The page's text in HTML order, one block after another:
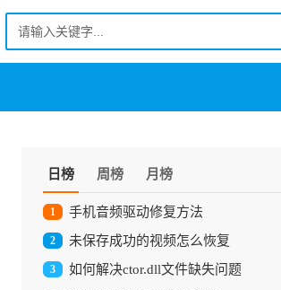
日榜 周榜 月榜
1 手机音频驱动修复方法
2 未保存成功的视频怎么恢复
3 如何解决ctor.dll文件缺失问题